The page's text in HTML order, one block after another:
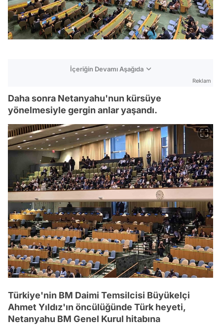
İçeriğin Devamı Aşağıda
Reklam
Daha sonra Netanyahu'nun kürsüye
yönelmesiyle gergin anlar yaşandı.
Türkiye'nin BM Daimi Temsilcisi Büyükelçi
Ahmet Yıldız'ın öncülüğünde Türk heyeti,
Netanyahu BM Genel Kurul hitabına